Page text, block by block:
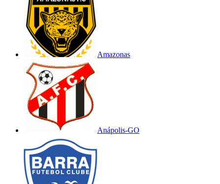
Amazonas
Anápolis-GO